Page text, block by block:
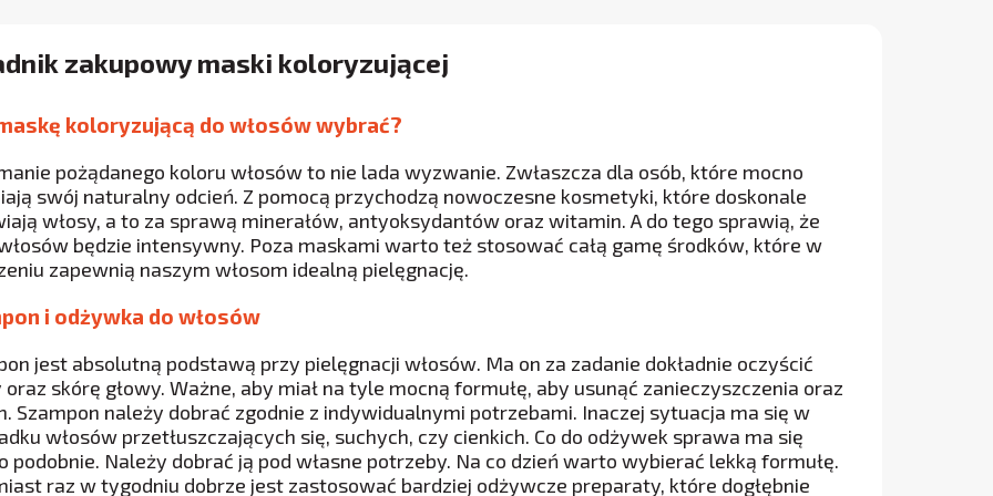
zakupowy maski koloryzującej
koloryzującą do włosów wybrać?
pożądanego koloru włosów to nie lada wyzwanie. Zwłaszcza dla osób, które mocno
swój naturalny odcień. Z pomocą przychodzą nowoczesne kosmetyki, które doskonale
włosy, a to za sprawą minerałów, antyoksydantów oraz witamin. A do tego sprawią, że
będzie intensywny. Poza maskami warto też stosować całą gamę środków, które w
zapewnią naszym włosom idealną pielęgnację.
i odżywka do włosów
jest absolutną podstawą przy pielęgnacji włosów. Ma on za zadanie dokładnie oczyścić
oraz skórę głowy. Ważne, aby miał na tyle mocną formułę, aby usunąć zanieczyszczenia oraz
Szampon należy dobrać zgodnie z indywidualnymi potrzebami. Inaczej sytuacja ma się w
włosów przetłuszczających się, suchych, czy cienkich. Co do odżywek sprawa ma się
podobnie. Należy dobrać ją pod własne potrzeby. Na co dzień warto wybierać lekką formułę.
raz w tygodniu dobrze jest zastosować bardziej odżywcze preparaty, które dogłębnie